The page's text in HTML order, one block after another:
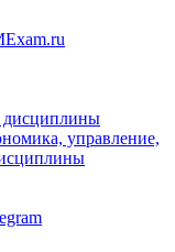
управление,